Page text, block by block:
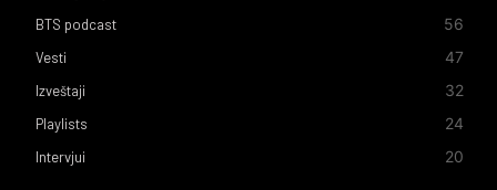
BTS podcast 56
Vesti 47
Izveštaji 32
Playlists 24
Intervjui 20